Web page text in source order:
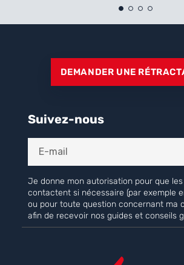
DEMANDER UNE
Suivez-nous
Je donne mon autorisation pour que
contactent si nécessaire (par exemple
ou pour toute question concernant ma
afin de recevoir nos guides et conseils